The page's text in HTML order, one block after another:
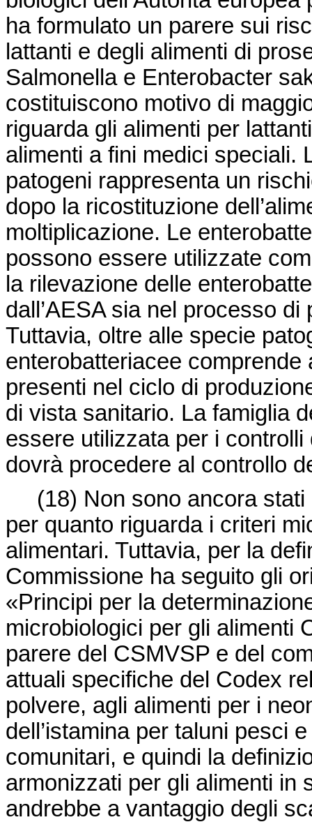
ha formulato un parere sui
lattanti e degli alimenti di
Salmonella e Enterobacter
costituiscono motivo di
riguarda gli alimenti per
alimenti a fini medici speciali.
patogeni rappresenta un
dopo la ricostituzione
moltiplicazione. Le
possono essere utilizzate
la rilevazione delle
dall’AESA sia nel processo
Tuttavia, oltre alle specie
enterobatteriacee
presenti nel ciclo di
di vista sanitario. La famiglia
essere utilizzata per i
dovrà procedere al controllo
(18) Non sono ancora
per quanto riguarda i criteri
alimentari. Tuttavia, per la
Commissione ha seguito gli
«Principi per la
microbiologici per gli alimenti
parere del CSMVSP e del
attuali specifiche del Codex
polvere, agli alimenti per i
dell’istamina per taluni pesci
comunitari, e quindi la
armonizzati per gli alimenti in
andrebbe a vantaggio degli